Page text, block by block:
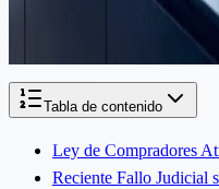
surge a través de herencias,
Tabla de contenido
Ley de Compradores
Reciente Fallo Judicial